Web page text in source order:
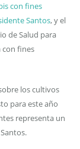
con fines
Santos, y el
de Salud para
con fines
los cultivos
para este año
representa un